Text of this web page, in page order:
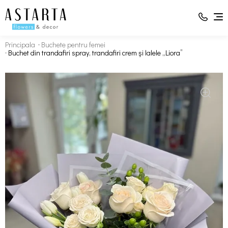
Principala
Buchete pentru femei
Buchet din trandafiri spray, trandafiri crem și lalele „Liora”